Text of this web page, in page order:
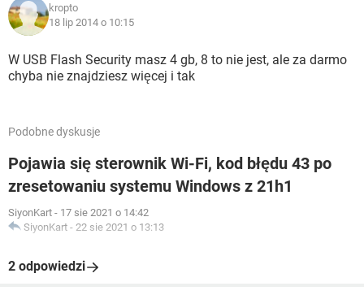
kropto
18 lip 2014 o 10:15
W USB Flash Security masz 4 gb, 8 to nie jest, ale za darmo
chyba nie znajdziesz więcej i tak
Podobne dyskusje
Pojawia się sterownik Wi-Fi, kod błędu 43 po
zresetowaniu systemu Windows z 21h1
SiyonKart - 17 sie 2021 o 14:42
SiyonKart - 22 sie 2021 o 13:13
2 odpowiedzi